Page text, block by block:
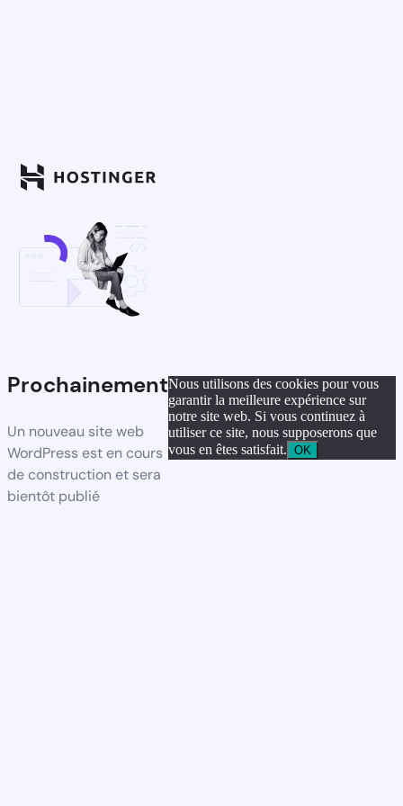
Prochainement
Un nouveau site web
WordPress est en cours
de construction et sera
bientôt publié
Nous utilisons des cookies pour vous
garantir la meilleure expérience sur
notre site web. Si vous continuez à
utiliser ce site, nous supposerons que
vous en êtes satisfait. OK